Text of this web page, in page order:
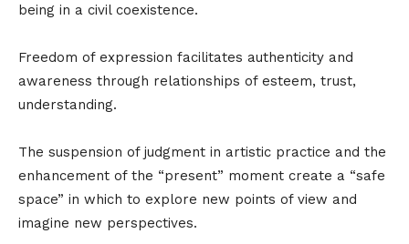
being in a civil coexistence.
Freedom of expression facilitates authenticity and
awareness through relationships of esteem, trust,
understanding.
The suspension of judgment in artistic practice and the
enhancement of the “present” moment create a “safe
space” in which to explore new points of view and
imagine new perspectives.